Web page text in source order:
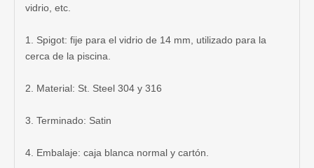
vidrio, etc.
1. Spigot: fije para el vidrio de 14 mm, utilizado para la
cerca de la piscina.
2. Material: St. Steel 304 y 316
3. Terminado: Satin
4. Embalaje: caja blanca normal y cartón.